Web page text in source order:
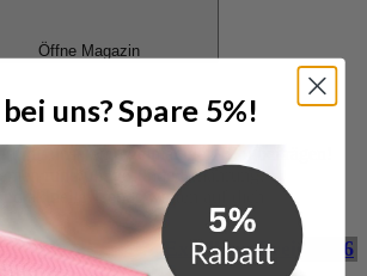
Öffne Magazin
mit unseren regelmäßigen Blogbeiträgen!
rund um gesunde Ernährung,
aktuelle Trends warten auf dich.
Deutschen Exzellenz-Preis 2026
uns? Spare 5%!